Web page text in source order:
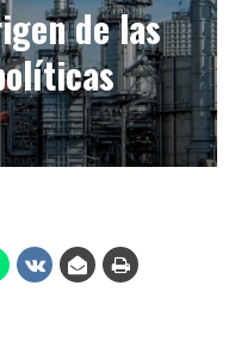
de las